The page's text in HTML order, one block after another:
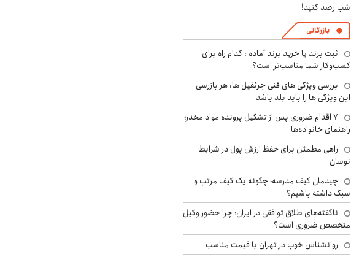
شب رصد کنید!
بازرگانی
ثبت برند یا خرید برند آماده : کدام راه برای
کسب‌وکار شما مناسب‌تر است؟
بررسی ویژگی های فنی جرثقیل ها: هر بازرسی
این ویژگی ها را باید بلد باشد
۷ اقدام ضروری پس از تشکیل پرونده مواد مخدر؛
راهنمای خانواده‌ها
راهی مطمئن برای حفظ ارزش پول در شرایط
نوسان
چیدمان کیف مدرسه؛ چگونه یک کیف مرتب و
سبک داشته باشیم؟
ناگفته‌های طلاق توافقی در ایران؛ چرا حضور وکیل
متخصص ضروری است؟
روانشناس خوب در تهران با قیمت مناسب